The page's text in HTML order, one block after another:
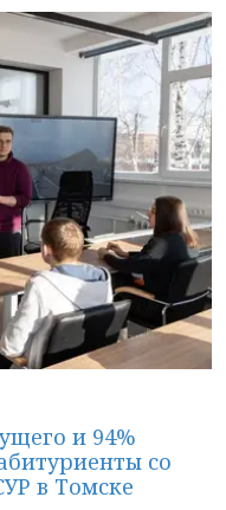
и 94%
со
в Томске